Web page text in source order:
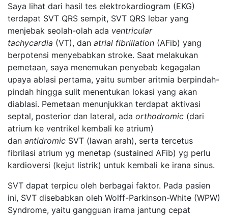
Saya lihat dari hasil tes elektrokardiogram (EKG)
terdapat SVT QRS sempit, SVT QRS lebar yang
menjebak seolah-olah ada ventricular
tachycardia (VT), dan atrial fibrillation (AFib) yang
berpotensi menyebabkan stroke. Saat melakukan
pemetaan, saya menemukan penyebab kegagalan
upaya ablasi pertama, yaitu sumber aritmia berpindah-
pindah hingga sulit menentukan lokasi yang akan
diablasi. Pemetaan menunjukkan terdapat aktivasi
septal, posterior dan lateral, ada orthodromic (dari
atrium ke ventrikel kembali ke atrium)
dan antidromic SVT (lawan arah), serta tercetus
fibrilasi atrium yg menetap (sustained AFib) yg perlu
kardioversi (kejut listrik) untuk kembali ke irana sinus.
SVT dapat terpicu oleh berbagai faktor. Pada pasien
ini, SVT disebabkan oleh Wolff-Parkinson-White (WPW)
Syndrome, yaitu gangguan irama jantung cepat